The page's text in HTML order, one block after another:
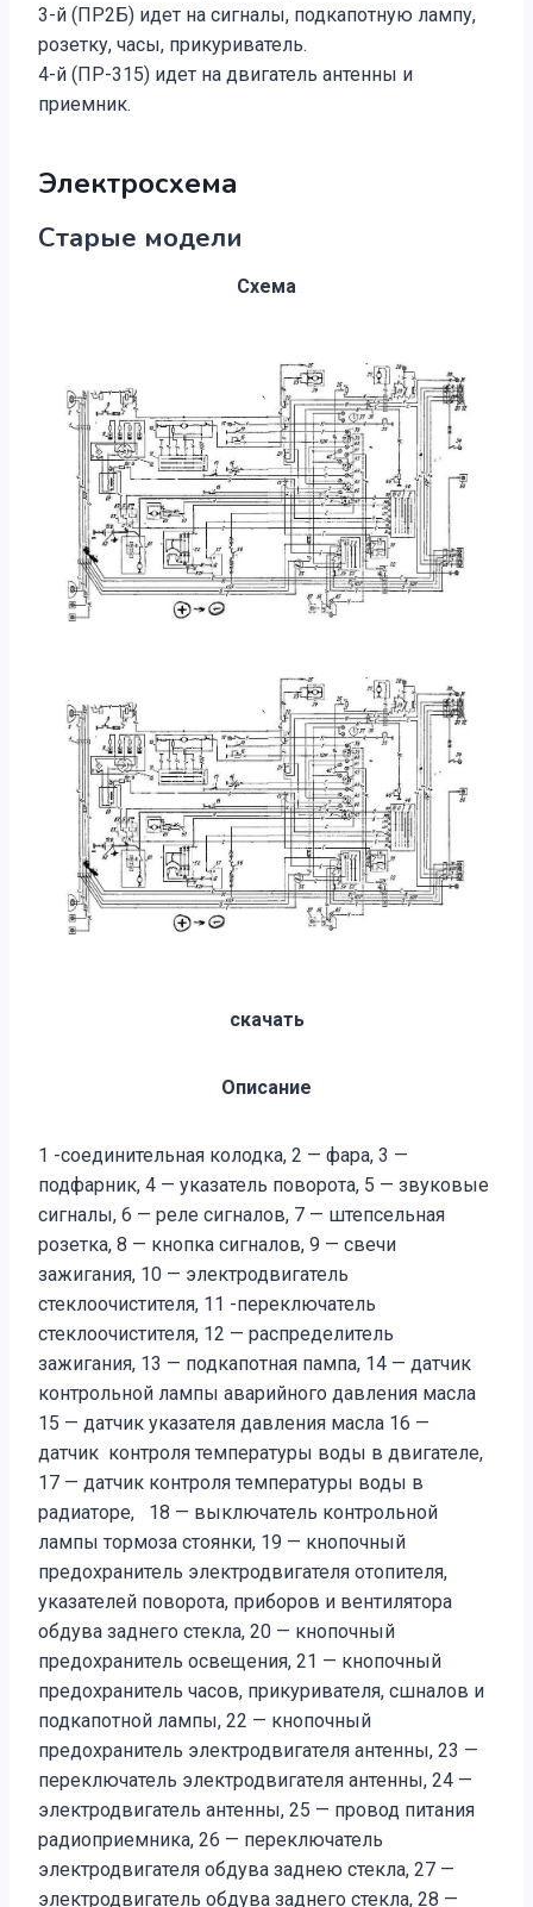
3-й (ПР2Б) идет на сигналы, подкапотную лампу,
розетку, часы, прикуриватель.
4-й (ПР-315) идет на двигатель антенны и
приемник.
Электросхема
Старые модели
Схема
скачать
Описание
1 -соединительная колодка, 2 — фара, 3 —
подфарник, 4 — указатель поворота, 5 — звуковые
сигналы, 6 — реле сигналов, 7 — штепсельная
розетка, 8 — кнопка сигналов, 9 — свечи
зажигания, 10 — электродвигатель
стеклоочистителя, 11 -переключатель
стеклоочистителя, 12 — распределитель
зажигания, 13 — подкапотная пампа, 14 — датчик
контрольной лампы аварийного давления масла
15 — датчик указателя давления масла 16 —
датчик контроля температуры воды в двигателе,
17 — датчик контроля температуры воды в
радиаторе, 18 — выключатель контрольной
лампы тормоза стоянки, 19 — кнопочный
предохранитель электродвигателя отопителя,
указателей поворота, приборов и вентилятора
обдува заднего стекла, 20 — кнопочный
предохранитель освещения, 21 — кнопочный
предохранитель часов, прикуривателя, сшналов и
подкапотной лампы, 22 — кнопочный
предохранитель электродвигателя антенны, 23 —
переключатель электродвигателя антенны, 24 —
электродвигатель антенны, 25 — провод питания
радиоприемника, 26 — переключатель
электродвигателя обдува заднею стекла, 27 —
электродвигатель обдува заднего стекла, 28 —